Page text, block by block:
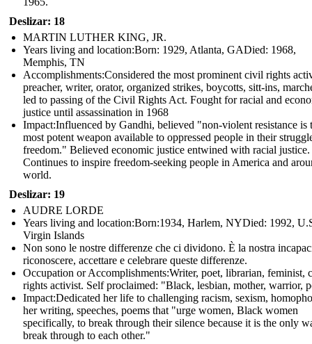
Deslizar: 18
MARTIN LUTHER KING, JR.
Years living and location:Born: 1929, Atlanta, GADied: 1968,
Memphis, TN
Accomplishments: Considered the most prominent civil rights
preacher, writer, orator, organized strikes, boycotts, sitt-ins,
led to passing of the Civil Rights Act. Fought for racial and
justice until assassination in 1968
Impact: Influenced by Gandhi, believed "non-violent resistance is
most potent weapon available to oppressed people in their
freedom." Believed economic justice entwined with racial justice.
Continues to inspire freedom-seeking people in America and
world.
Deslizar: 19
AUDRE LORDE
Years living and location:Born:1934, Harlem, NYDied: 1992,
Virgin Islands
Non sono le nostre differenze che ci dividono. È la nostra
riconoscere, accettare e celebrare queste differenze.
Occupation or Accomplishments: Writer, poet, librarian, feminist,
rights activist. Self proclaimed: "Black, lesbian, mother, warrior,
Impact:Dedicated her life to challenging racism, sexism,
her writing, speeches, poems that "urge women, Black women
specifically, to break through their silence because it is the only
break through to each other."